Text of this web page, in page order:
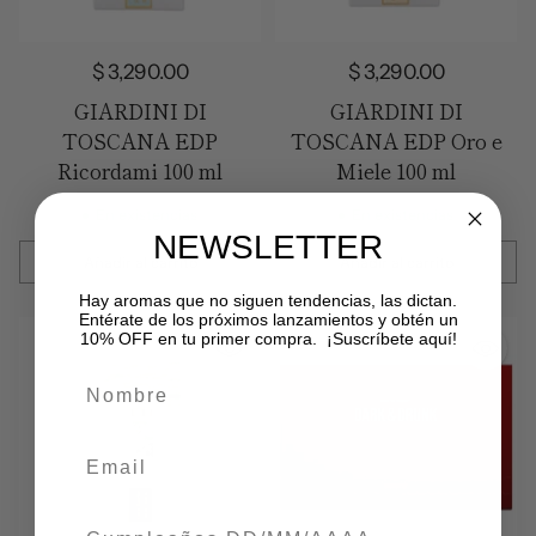
$ 3,290.00
GIARDINI DI
TOSCANA EDP
Ricordami 100 ml
Añadir al carrito
Cantidad
$ 3,290.00
GIARDINI DI
TOSCANA EDP Oro e
Miele 100 ml
Añadir al carrito
NEWSLETTER
Hay aromas que no siguen tendencias, las dictan.
Entérate de los próximos lanzamientos y obtén un
10% OFF en tu primer compra. ¡Suscríbete aquí!